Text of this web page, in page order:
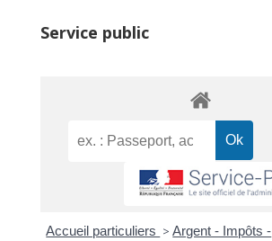
Service public
Accueil particuliers > Argent - Impôts -